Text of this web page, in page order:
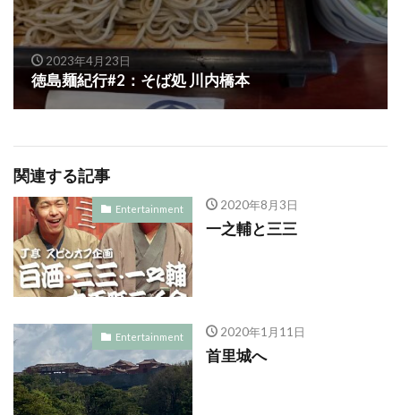
2023年4月23日
徳島麺紀行#2：そば処 川内橋本
関連する記事
Entertainment 2020年8月3日
一之輔と三三
Entertainment 2020年1月11日
首里城へ